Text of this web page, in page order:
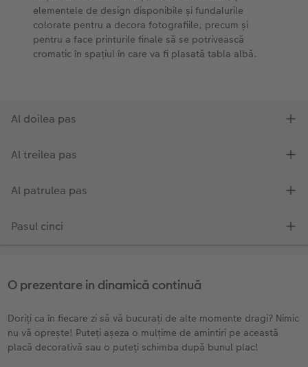
O prezentare in dinamică continuă
Doriți ca în fiecare zi să vă bucurați de alte momente dragi? Nimic
nu vă oprește! Puteți așeza o mulțime de amintiri pe această
placă decorativă sau o puteți schimba după bunul plac!